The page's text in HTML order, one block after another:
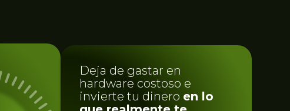
Deja de gastar en
hardware costoso e
invierte tu dinero en lo